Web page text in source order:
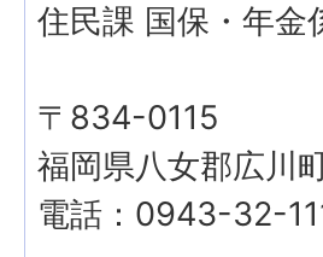
住民課 国保・年金
〒834-0115
福岡県八女郡広川
電話：0943-32-